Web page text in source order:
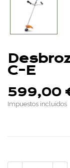
C-E
599,00
Impuestos incluidos